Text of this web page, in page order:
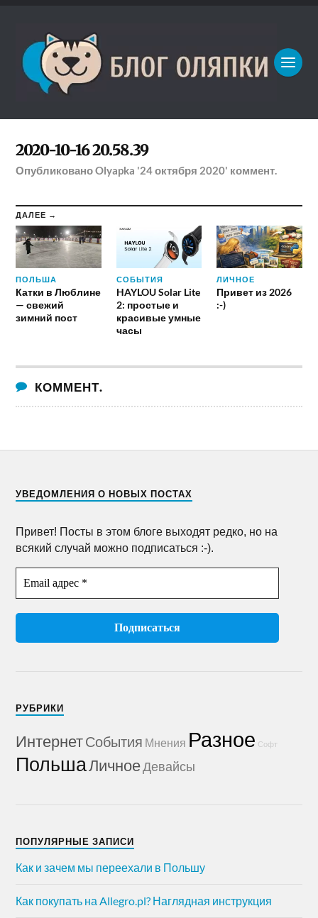
2020-10-16 20.58.39
ОпубликованоOlyapka '24 октября 2020' коммент.
ДАЛЕЕ →
ПОЛЬША
Катки в Люблине
— свежий
зимний пост
СОБЫТИЯ
HAYLOU Solar Lite
2: простые и
красивые умные
часы
ЛИЧНОЕ
Привет из 2026
:-)
КОММЕНТ.
УВЕДОМЛЕНИЯ О НОВЫХ ПОСТАХ
Привет! Посты в этом блоге выходят редко, но на
всякий случай можно подписаться :-).
РУБРИКИ
ИнтернетСобытия Мнения Разное Софт
ПольшаЛичноеДевайсы
ПОПУЛЯРНЫЕ ЗАПИСИ
Как и зачем мы переехали в Польшу
Как покупать на Allegro.pl? Наглядная инструкция